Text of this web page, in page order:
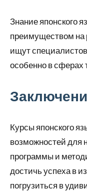
Знание японского
преимуществом на
ищут
особенно в сферах
Курсы японского
возможностей
программы и
достичь успеха в
погрузиться в